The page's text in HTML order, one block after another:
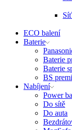
ECO balení
Baterie
Baterie
Baterie
BS
Nabíjení
Power
Do sítě
Do auta